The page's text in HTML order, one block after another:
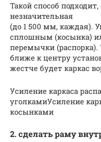
Такой способ
незначительная
(до 1 500 мм, каждая).
сплошным (косынка)
перемычки
ближе к центру
жестче будет каркас
Усиление каркаса
уголкамиУсиление
косынками
2. сделать раму